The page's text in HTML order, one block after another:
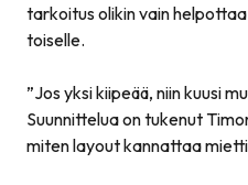
tarkoitus olikin vain
toiselle.
”Jos yksi kiipeää, niin kuusi
Suunnittelua on tukenut
miten layout kannattaa